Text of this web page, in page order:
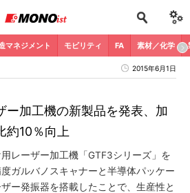
マネジメント モビリティ FA 素材／化学
2015年6月1日
ー加工機の新製品を発表、加
約10％向上
レーザー加工機「GTF3シリーズ」を
ガルバノスキャナーと半導体パッケー
ー発振器を搭載したことで、生産性と